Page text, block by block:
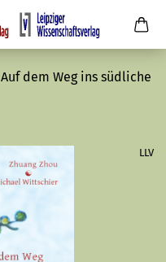
dem Weg ins südliche
LLV